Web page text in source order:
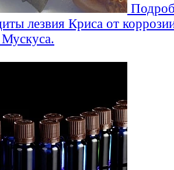
лезвия Криса от
Мускуса.